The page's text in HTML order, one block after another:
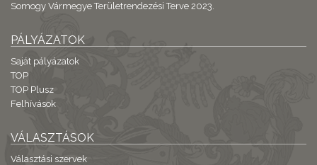
Somogy Vármegye Területrendezési Terve 2023.
PÁLYÁZATOK
Saját pályázatok
TOP
TOP Plusz
Felhívások
VÁLASZTÁSOK
Választási szervek